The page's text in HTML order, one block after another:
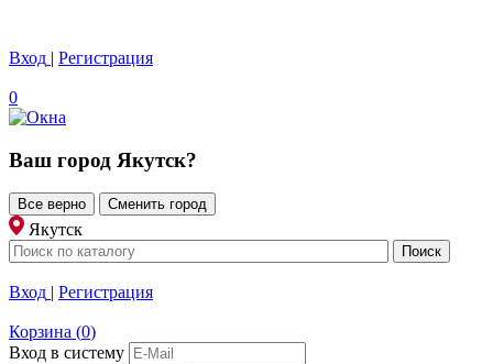
Вход | Регистрация
0
Ваш город Якутск?
Все верно Сменить город
Якутск
Вход | Регистрация
Корзина (0)
Вход в систему